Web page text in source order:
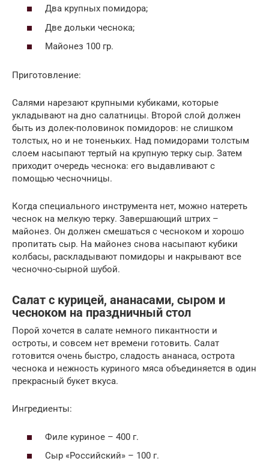
Два крупных помидора;
Две дольки чеснока;
Майонез 100 гр.
Приготовление:
Салями нарезают крупными кубиками, которые
укладывают на дно салатницы. Второй слой должен
быть из долек-половинок помидоров: не слишком
толстых, но и не тоненьких. Над помидорами толстым
слоем насыпают тертый на крупную терку сыр. Затем
приходит очередь чеснока: его выдавливают с
помощью чесночницы.
Когда специального инструмента нет, можно натереть
чеснок на мелкую терку. Завершающий штрих –
майонез. Он должен смешаться с чесноком и хорошо
пропитать сыр. На майонез снова насыпают кубики
колбасы, раскладывают помидоры и накрывают все
чесночно-сырной шубой.
Салат с курицей, ананасами, сыром и
чесноком на праздничный стол
Порой хочется в салате немного пикантности и
остроты, и совсем нет времени готовить. Салат
готовится очень быстро, сладость ананаса, острота
чеснока и нежность куриного мяса объединяется в один
прекрасный букет вкуса.
Ингредиенты:
Филе куриное – 400 г.
Сыр «Российский» – 100 г.